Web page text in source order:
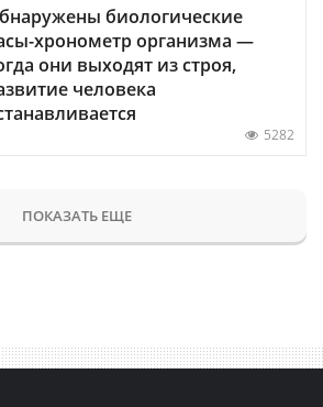
биологические
хронометр организма —
они выходят из строя,
человека
5282
ПОКАЗАТЬ ЕЩЕ